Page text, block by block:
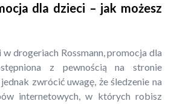
dla dzieci – jak możesz
w drogeriach Rossmann, promocja dla
z pewnością na stronie
zwrócić uwagę, że śledzenie na
internetowych, w których robisz